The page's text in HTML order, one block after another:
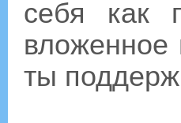
себя как
вложенное
ты